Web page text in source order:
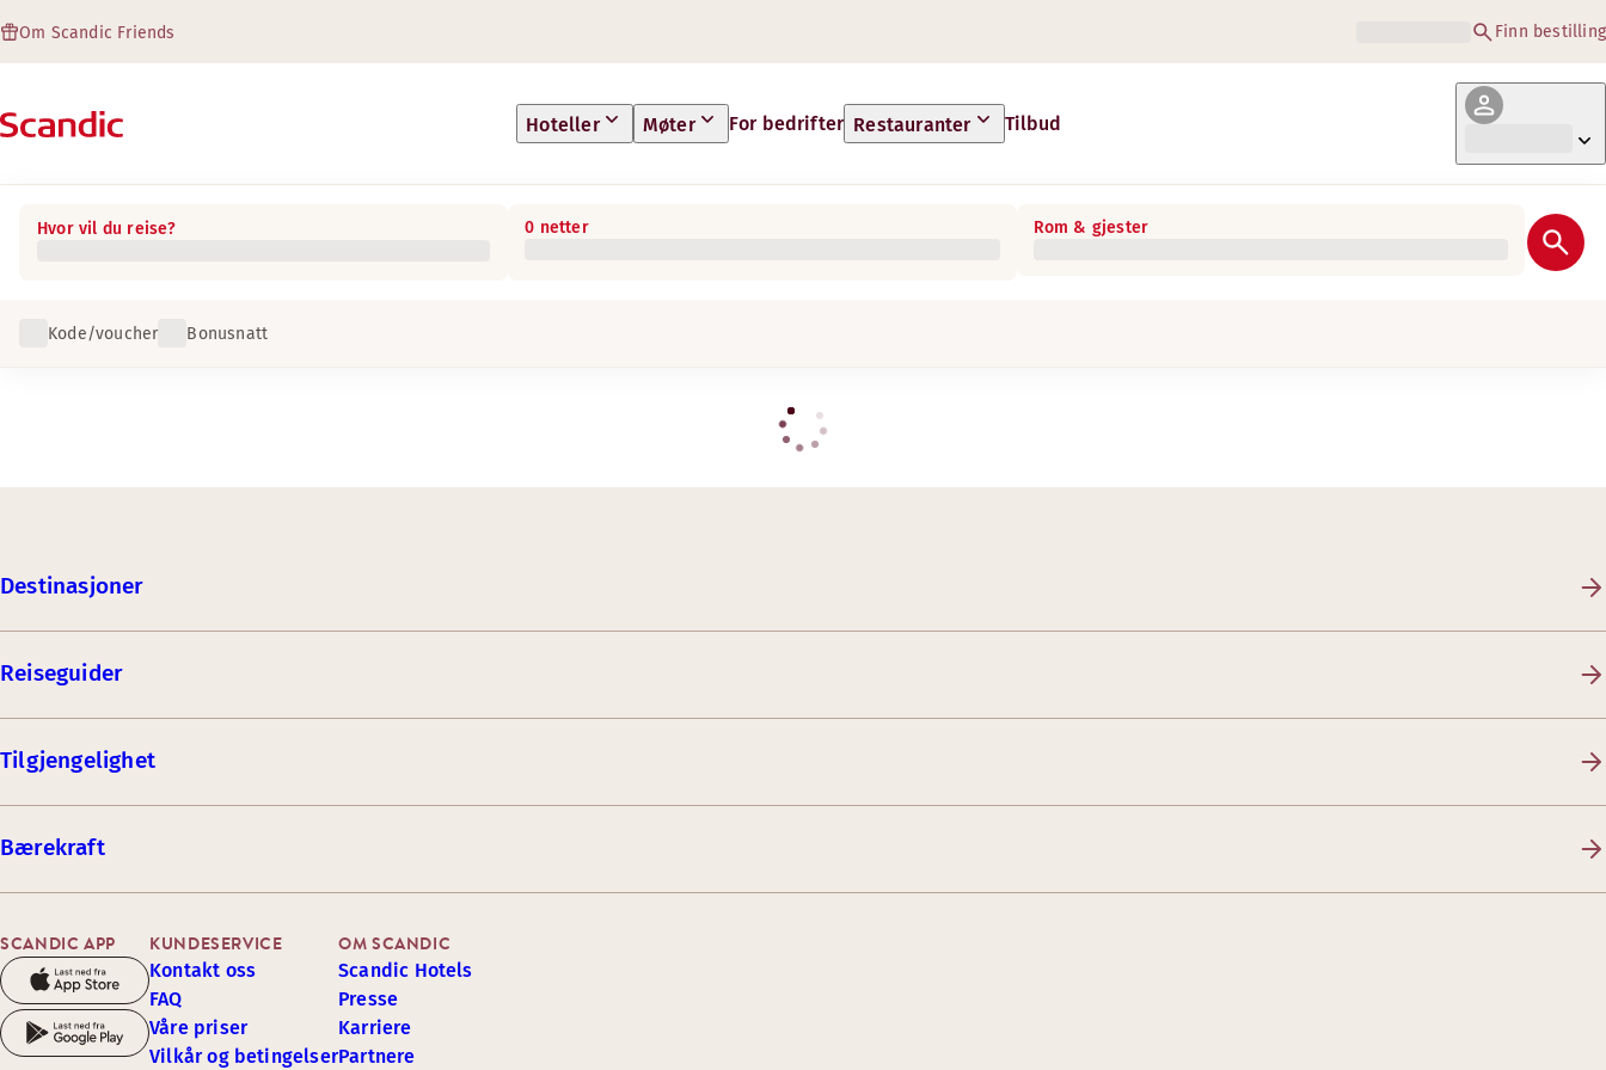
Om Scandic Friends Finn bestilling
Hoteller Møter For bedrifter Restauranter Tilbud
Hvor vil du reise? 0 netter Rom & gjester
Kode/voucher Bonusnatt
Destinasjoner
Reiseguider
Tilgjengelighet
Bærekraft
SCANDIC APP KUNDESERVICE
Kontakt oss
FAQ
Våre priser
Vilkår og betingelser
OM SCANDIC
Scandic Hotels
Presse
Karriere
Partnere